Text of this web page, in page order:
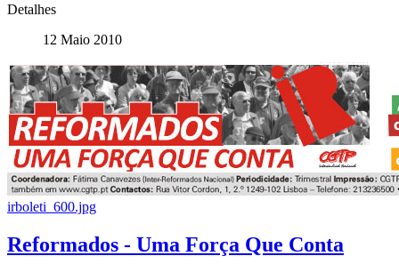
Detalhes
12 Maio 2010
irboleti_600.jpg
Reformados - Uma Força Que Conta